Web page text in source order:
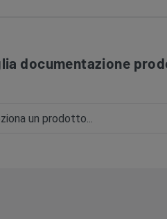
documentazione